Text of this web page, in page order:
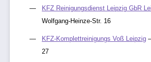
KFZ Reinigungsdienst Leipzig GbR
Wolfgang-Heinze-Str. 16
KFZ-Komplettreinigungs Voß Leipzig
27